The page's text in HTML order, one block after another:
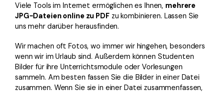
Veröffentlichung
Freiberufler
Alle PDF-Funktionen
PDF-Wissen
PDF-bezogene Informationen, die Sie benötigen.
Download-Zentrum
Laden Sie die leistungsstärksten und einfachsten PDF-Tools
Viele Tools im Internet ermöglichen es Ihnen, mehrere
JPG-Dateien online zu PDFzu kombinieren. Lassen Sie
uns mehr darüber herausfinden.
Wir machen oft Fotos, wo immer wir hingehen, besonders
wenn wir im Urlaub sind. Außerdem können Studenten
Bilder für ihre Unterrichtsmodule oder Vorlesungen
sammeln. Am besten fassen Sie die Bilder in einer Datei
zusammen. Wenn Sie sie in einer Datei zusammenfassen,